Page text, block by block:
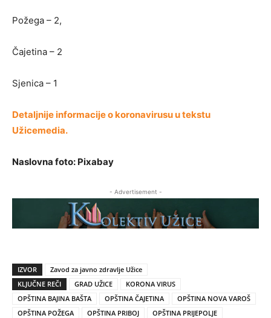
Požega – 2,
Čajetina – 2
Sjenica – 1
Detaljnije informacije o koronavirusu u tekstu
Užicemedia.
Naslovna foto: Pixabay
- Advertisement -
IZVOR
Zavod za javno zdravlje Užice
KLJUČNE REČI
GRAD UŽICE
KORONA VIRUS
OPŠTINA BAJINA BAŠTA
OPŠTINA ČAJETINA
OPŠTINA NOVA VAROŠ
OPŠTINA POŽEGA
OPŠTINA PRIBOJ
OPŠTINA PRIJEPOLJE